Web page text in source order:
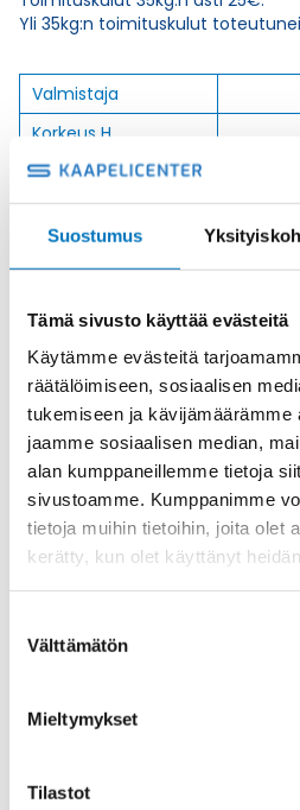
Suostumus
Tämä sivusto käyttää evästeitä
Käytämme evästeitä
räätälöimiseen, sosiaalisen
tukemiseen ja
jaamme sosiaalisen median,
alan kumppaneillemme tietoja
sivustoamme. Kumppanimme
tietoja muihin tietoihin, joita olet
kerätty, kun olet käyttänyt
valinta
Välttämätön
Mieltymykset
Tilastot
Yli 35kg:n toimituskulut
Valmistaja
Korkeus H
Kierteen Pituus Gl
Tuotenimi/Malli
Kierre
Ulkokierre Ag
Normen
Min [C]
Käyttölämpötila
O-Rengas
Avaimenkuva 1 [Mm]
Kaapelille Mm